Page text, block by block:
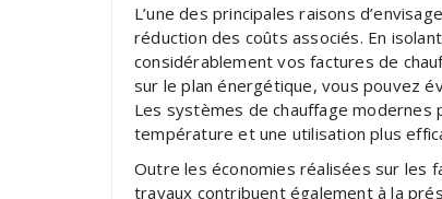
L’une des principales raisons
réduction des coûts associés. En
considérablement vos factures de
sur le plan énergétique, vous pouvez
Les systèmes de chauffage
température et une utilisation plus
Outre les économies réalisées sur les
travaux contribuent également à la